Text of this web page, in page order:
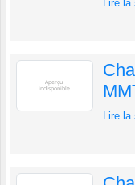
Lire la
Lire la